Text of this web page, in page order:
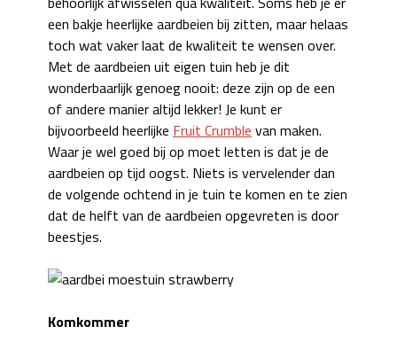
een bakje heerlijke aardbeien bij zitten, maar helaas
toch wat vaker laat de kwaliteit te wensen over.
Met de aardbeien uit eigen tuin heb je dit
wonderbaarlijk genoeg nooit: deze zijn op de een
of andere manier altijd lekker! Je kunt er
bijvoorbeeld heerlijke Fruit Crumble van maken.
Waar je wel goed bij op moet letten is dat je de
aardbeien op tijd oogst. Niets is vervelender dan
de volgende ochtend in je tuin te komen en te zien
dat de helft van de aardbeien opgevreten is door
beestjes.
Komkommer